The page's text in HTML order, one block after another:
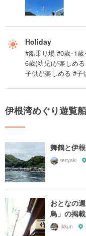
Holiday
#船乗り場 #0歳･1
6歳(幼児)が楽しめ
子供が楽しめる #子
伊根湾めぐり遊覧
舞鶴と伊
teriyaki
おとなの
鳥」の掲
Ikkun